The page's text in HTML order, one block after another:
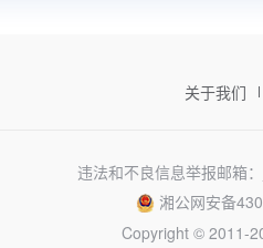
关于我们
违法和不良信息举报邮箱
湘公网安备
Copyright © 2011-